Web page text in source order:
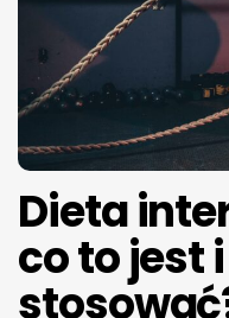
Dieta
co to jest